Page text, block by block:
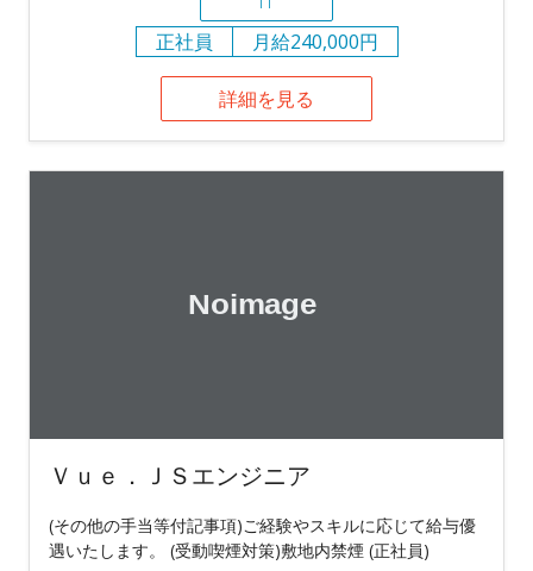
正社員
月給240,000円
詳細を見る
Ｖｕｅ．ＪＳエンジニア
(その他の手当等付記事項)ご経験やスキルに応じて給与優
遇いたします。 (受動喫煙対策)敷地内禁煙 (正社員)